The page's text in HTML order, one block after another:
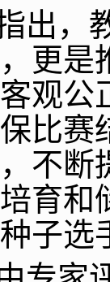
出，
更
观
比
不断
育
子